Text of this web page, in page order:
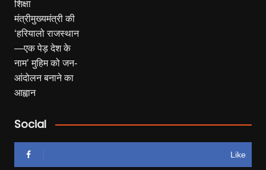
Social
Like